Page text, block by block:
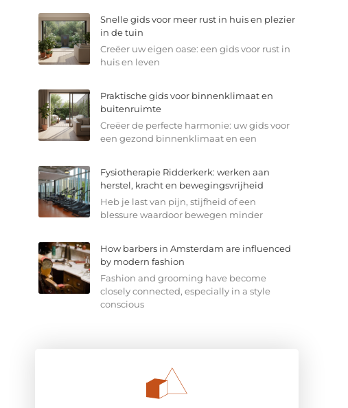
Snelle gids voor meer rust in huis en plezier
in de tuin
Creëer uw eigen oase: een gids voor rust in
huis en leven
Praktische gids voor binnenklimaat en
buitenruimte
Creëer de perfecte harmonie: uw gids voor
een gezond binnenklimaat en een
Fysiotherapie Ridderkerk: werken aan
herstel, kracht en bewegingsvrijheid
Heb je last van pijn, stijfheid of een
blessure waardoor bewegen minder
How barbers in Amsterdam are influenced
by modern fashion
Fashion and grooming have become
closely connected, especially in a style
conscious